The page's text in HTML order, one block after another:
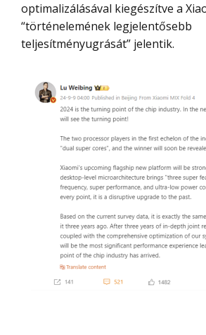
optimalizálásával kiegészítve a
“történelemének legjelentősebb
teljesítményugrását” jelentik.